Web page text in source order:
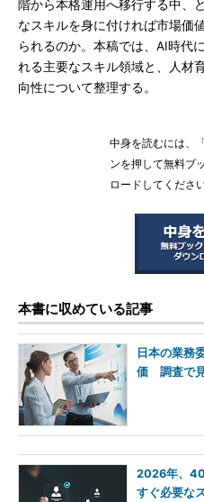
階から本格運用へ移行する中、
なスキルを身に付ければ市場価
られるのか。本稿では、AI時代
れる主要なスキル領域と、人材
向性について整理する。
中身を読むには、
ンを押して無料ブ
ロードしてください
本書に収めている記事
日本の業務
価 調査で見
2026年、
すぐ必要な